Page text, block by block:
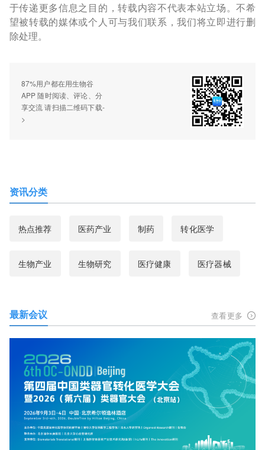
于传递更多信息之目的，转载内容不代表本站立场。不希
望被转载的媒体或个人可与我们联系，我们将立即进行删
除处理。
87%用户都在用生物谷
APP 随时阅读、评论、分
享交流 请扫描二维码下载-
>
资讯分类
热点推荐 医药产业 制药 转化医学
生物产业 生物研究 医疗健康 医疗器械
最新会议 查看更多